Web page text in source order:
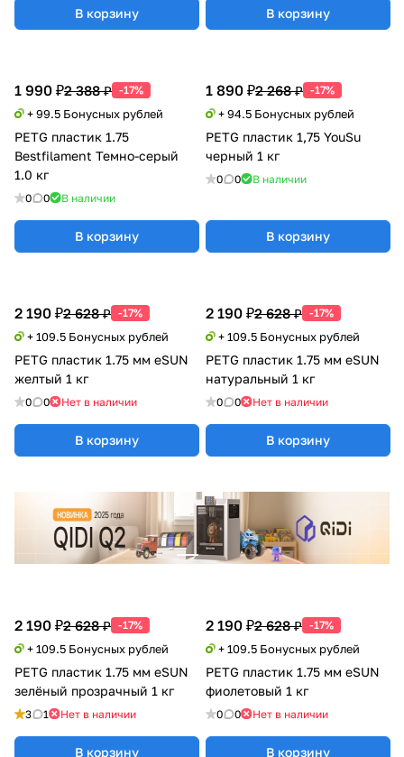
В корзину В корзину
1 990 ₽2 388 ₽ -17%
+ 99.5 Бонусных рублей
PETG пластик 1.75
Bestfilament Темно-серый
1.0 кг
0 0 В наличии
В корзину
1 890 ₽2 268 ₽ -17%
+ 94.5 Бонусных рублей
PETG пластик 1,75 YouSu
черный 1 кг
0 0 В наличии
В корзину
2 190 ₽2 628 ₽ -17%
+ 109.5 Бонусных рублей
PETG пластик 1.75 мм eSUN
желтый 1 кг
0 0 Нет в наличии
В корзину
2 190 ₽2 628 ₽ -17%
+ 109.5 Бонусных рублей
PETG пластик 1.75 мм eSUN
натуральный 1 кг
0 0 Нет в наличии
В корзину
2 190 ₽2 628 ₽ -17%
+ 109.5 Бонусных рублей
PETG пластик 1.75 мм eSUN
зелёный прозрачный 1 кг
3 1 Нет в наличии
В корзину
2 190 ₽2 628 ₽ -17%
+ 109.5 Бонусных рублей
PETG пластик 1.75 мм eSUN
фиолетовый 1 кг
0 0 Нет в наличии
В корзину